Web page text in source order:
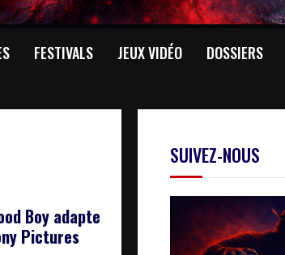
FESTIVALS JEUX VIDÉO DOSSIERS
Boy adapte
Pictures
SUIVEZ-NOUS